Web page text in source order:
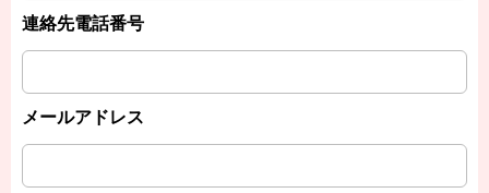
連絡先電話番号
メールアドレス